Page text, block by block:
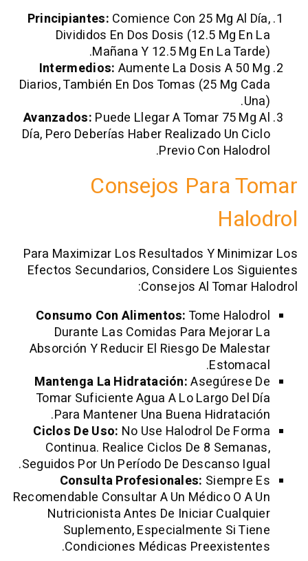
Principiantes: Comience Con 25 Mg
Divididos En Dos Dosis (12.5 Mg
Mañana Y 12.5 Mg En La
Intermedios:Aumente La Dosis A
Diarios, También En Dos Tomas (25 Mg
Avanzados:Puede Llegar A Tomar 75
Día, Pero Deberías Haber Realizado Un
Previo Con
Consejos Para
Para Maximizar Los Resultados Y
Efectos Secundarios, Considere Los
Consejos Al
Consumo Con Alimentos:Tome
Durante Las Comidas Para
Absorción Y Reducir El Riesgo De
Mantenga La Hidratación:
Tomar Suficiente Agua A Lo Largo
Para Mantener Una Buena
Ciclos De Uso:No Use Halodrol De
Continua. Realice Ciclos De 8
Seguidos Por Un Período De Descanso
Consulta Profesionales:
Recomendable Consultar A Un Médico O
Nutricionista Antes De Iniciar
Suplemento, Especialmente Si
Condiciones Médicas